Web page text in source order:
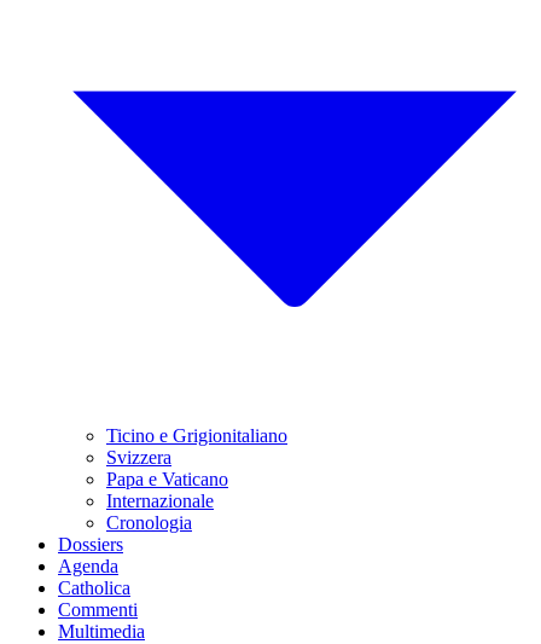
Ticino e Grigionitaliano
Svizzera
Papa e Vaticano
Internazionale
Cronologia
Dossiers
Agenda
Catholica
Commenti
Multimedia